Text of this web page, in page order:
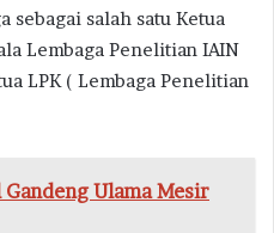
sebagai salah satu Ketua
Lembaga Penelitian IAIN
LPK ( Lembaga Penelitian
Gandeng Ulama Mesir